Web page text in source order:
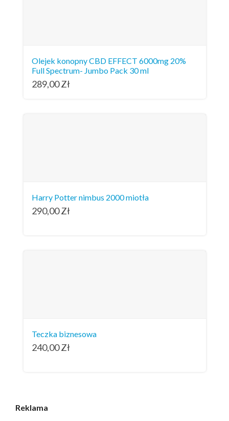
Olejek konopny CBD EFFECT 6000mg 20%
Full Spectrum- Jumbo Pack 30 ml
289,00Zł
Harry Potter nimbus 2000 miotła
290,00Zł
Teczka biznesowa
240,00Zł
Reklama